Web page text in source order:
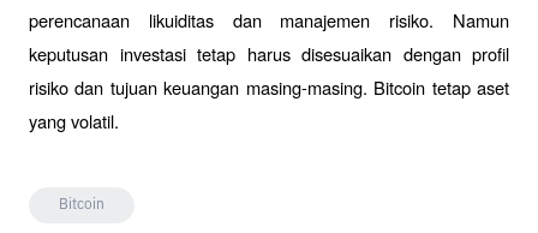
perencanaan likuiditas dan manajemen risiko. Namun
keputusan investasi tetap harus disesuaikan dengan profil
risiko dan tujuan keuangan masing-masing. Bitcoin tetap aset
yang volatil.
Bitcoin